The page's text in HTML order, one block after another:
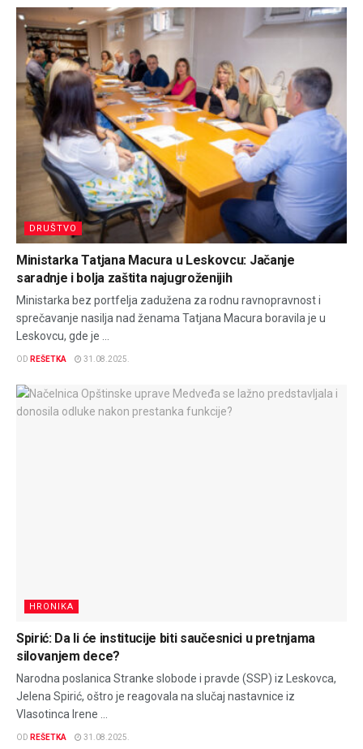
DRUŠTVO
Ministarka Tatjana Macura u Leskovcu: Jačanje
saradnje i bolja zaštita najugroženijih
Ministarka bez portfelja zadužena za rodnu ravnopravnost i
sprečavanje nasilja nad ženama Tatjana Macura boravila je u
Leskovcu, gde je ...
OD REŠETKA 31.08.2025.
HRONIKA
Spirić: Da li će institucije biti saučesnici u pretnjama
silovanjem dece?
Narodna poslanica Stranke slobode i pravde (SSP) iz Leskovca,
Jelena Spirić, oštro je reagovala na slučaj nastavnice iz
Vlasotinca Irene ...
OD REŠETKA 31.08.2025.